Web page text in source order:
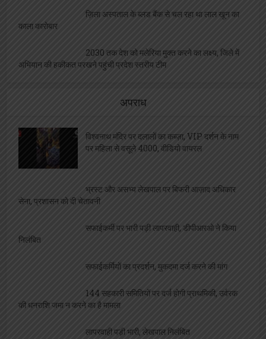
ज़िला अस्पताल के ब्लड बैंक से चल रहा था लाल खून का
काला कारोबार
2030 तक देश को मलेरिया मुक्त करने का लक्ष्य, जिले में
अभियान की हकीकत परखने पहुंची प्रदेश स्तरीय टीम
अपराध
विश्वनाथ मंदिर पर दलालों का कब्ज़ा, VIP दर्शन के नाम
पर महिला से वसूले 4000, वीडियो वायरल
भ्रस्ट और असभ्य लेखपाल पर बिफरी आज़ाद अधिकार
सेना, प्रशासन को दी चेतावनी
सफाईकर्मी पर भारी पड़ी लापरवाही, डीपीआरओ ने किया
निलंबित
सफाईकर्मियों का प्रदर्शन, मुकदमा दर्ज करने की मांग
144 सहकारी समितियों पर दर्ज होगी प्राथमिकी, उर्वरक
की धनराशि जमा न करने का है मामला
लापरवाही पड़ी भारी, लेखपाल निलंबित